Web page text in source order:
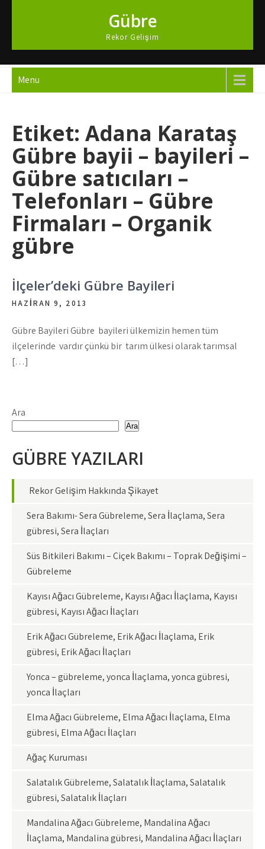
Gübre
Rekor Gelişim
Menu
Etiket: Adana Karataş
Gübre bayii – bayileri –
Gübre satıcıları –
Telefonları – Gübre
Firmaları – Organik
gübre
İlçeler’deki Gübre Bayileri
HAZIRAN 9, 2013
Gübre Bayileri Gübre bayileri ülkemizin hemen tüm
ilçelerinde vardır çünkü bir tarım ülkesi olarak tarımsal
[…]
Ara
Ara
GÜBRE YAZILARI
Rekor Gelişim Hakkında Şikayet
Sera Bakımı- Sera Gübreleme, Sera İlaçlama, Sera
gübresi, Sera İlaçları
Süs Bitkileri Bakımı – Çiçek Bakımı – Toprak Değişimi –
Gübreleme
Kayısı Ağacı Gübreleme, Kayısı Ağacı İlaçlama, Kayısı
gübresi, Kayısı Ağacı İlaçları
Erik Ağacı Gübreleme, Erik Ağacı İlaçlama, Erik
gübresi, Erik Ağacı İlaçları
Yonca – gübreleme, yonca İlaçlama, yonca gübresi,
yonca İlaçları
Elma Ağacı Gübreleme, Elma Ağacı İlaçlama, Elma
gübresi, Elma Ağacı İlaçları
Ağaç Kuruması
Salatalık Gübreleme, Salatalık İlaçlama, Salatalık
gübresi, Salatalık İlaçları
Mandalina Ağacı Gübreleme, Mandalina Ağacı
İlaçlama, Mandalina gübresi, Mandalina Ağacı İlaçları